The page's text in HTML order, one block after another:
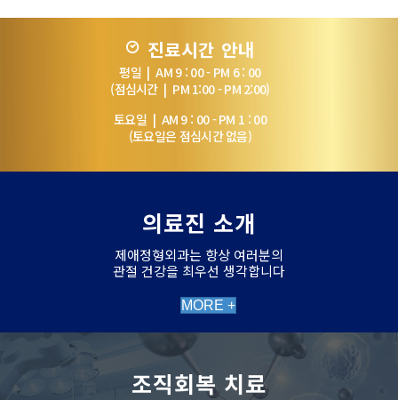
진료시간 안내
평일 | AM 9 : 00 - PM 6 : 00
(점심시간 | PM 1:00 - PM 2:00)
토요일 | AM 9 : 00 - PM 1 : 00
(토요일은 점심시간 없음)
의료진 소개
제애정형외과는 항상 여러분의
관절 건강을 최우선 생각합니다
MORE +
조직회복 치료